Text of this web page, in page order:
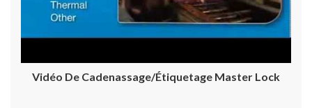
Vidéo De Cadenassage/étiquetage Master Lock